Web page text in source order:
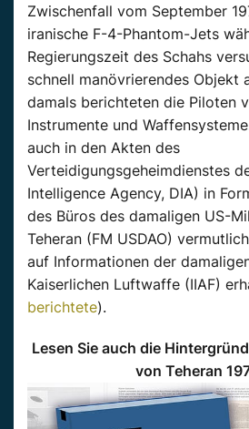
Zwischenfall vom September
iranische F-4-Phantom-Jets
Regierungszeit des Schahs
schnell manövrierendes Objekt
damals berichteten die Piloten
Instrumente und
auch in den Akten des
Verteidigungsgeheimdienstes
Intelligence Agency, DIA) in
des Büros des damaligen US-
Teheran (FM USDAO)
auf Informationen der
Kaiserlichen Luftwaffe (IIAF)
berichtete).
Lesen Sie auch die
von Teheran